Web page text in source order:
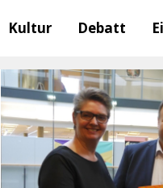
Kultur Debatt